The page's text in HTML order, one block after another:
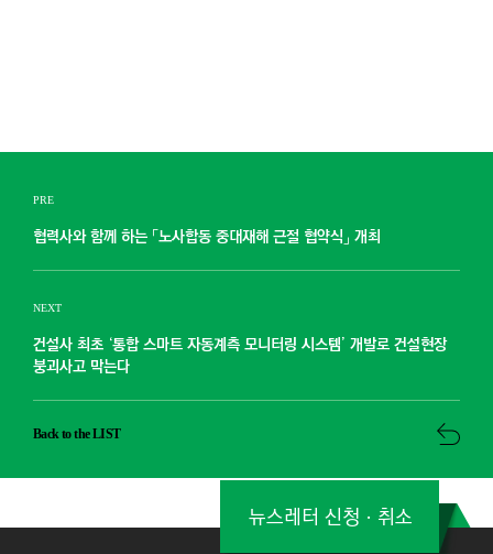
PRE
협력사와 함께 하는 「노사합동 중대재해 근절 협약식」 개최
NEXT
건설사 최초 ‘통합 스마트 자동계측 모니터링 시스템’ 개발로 건설현장
붕괴사고 막는다
Back to the LIST
뉴스레터 신청ㆍ취소